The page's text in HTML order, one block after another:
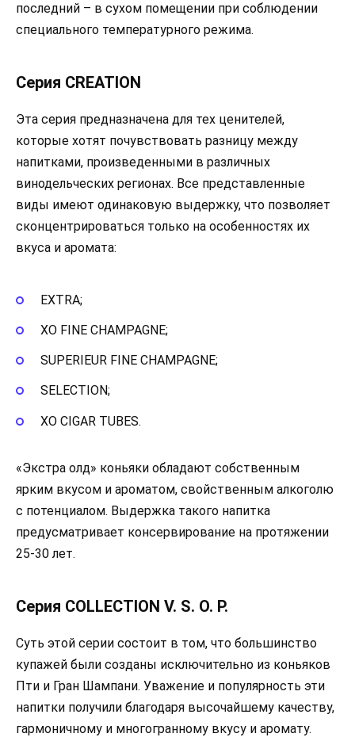
последний – в сухом помещении при соблюдении
специального температурного режима.
Серия CREATION
Эта серия предназначена для тех ценителей,
которые хотят почувствовать разницу между
напитками, произведенными в различных
винодельческих регионах. Все представленные
виды имеют одинаковую выдержку, что позволяет
сконцентрироваться только на особенностях их
вкуса и аромата:
EXTRA;
XO FINE CHAMPAGNE;
SUPERIEUR FINE CHAMPAGNE;
SELECTION;
XO CIGAR TUBES.
«Экстра олд» коньяки обладают собственным
ярким вкусом и ароматом, свойственным алкоголю
с потенциалом. Выдержка такого напитка
предусматривает консервирование на протяжении
25-30 лет.
Серия COLLECTION V. S. O. P.
Суть этой серии состоит в том, что большинство
купажей были созданы исключительно из коньяков
Пти и Гран Шампани. Уважение и популярность эти
напитки получили благодаря высочайшему качеству,
гармоничному и многогранному вкусу и аромату.